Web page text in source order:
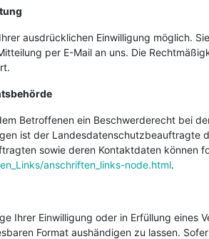
ausdrücklichen Einwilligung möglich.
per E-Mail an uns. Die
Betroffenen ein Beschwerderecht bei
ist der Landesdatenschutzbeauftragte
sowie deren Kontaktdaten können
anschriften_links-node.html.
Ihrer Einwilligung oder in Erfüllung eines
Format aushändigen zu lassen.